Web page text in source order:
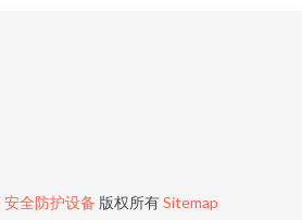
安全防护设备 版权所有Sitemap